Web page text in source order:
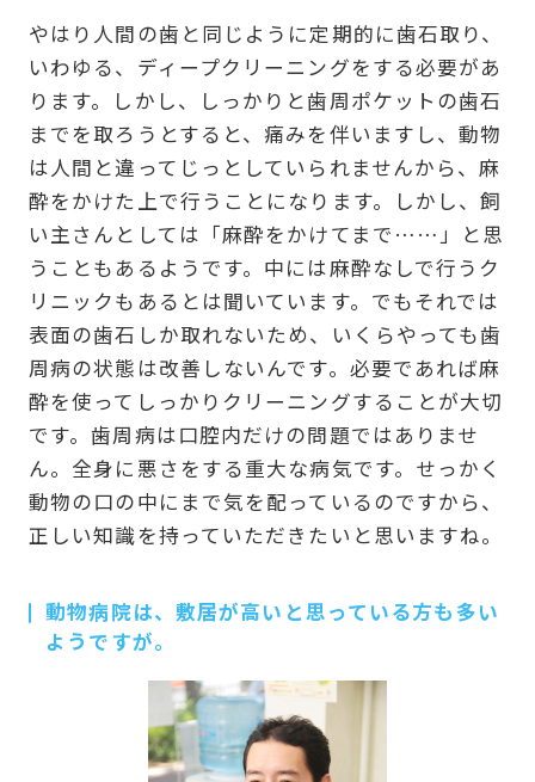
やはり人間の歯と同じように定期的に歯石取り、
いわゆる、ディープクリーニングをする必要があ
ります。しかし、しっかりと歯周ポケットの歯石
までを取ろうとすると、痛みを伴いますし、動物
は人間と違ってじっとしていられませんから、麻
酔をかけた上で行うことになります。しかし、飼
い主さんとしては「麻酔をかけてまで……」と思
うこともあるようです。中には麻酔なしで行うク
リニックもあるとは聞いています。でもそれでは
表面の歯石しか取れないため、いくらやっても歯
周病の状態は改善しないんです。必要であれば麻
酔を使ってしっかりクリーニングすることが大切
です。歯周病は口腔内だけの問題ではありませ
ん。全身に悪さをする重大な病気です。せっかく
動物の口の中にまで気を配っているのですから、
正しい知識を持っていただきたいと思いますね。
動物病院は、敷居が高いと思っている方も多い
ようですが。